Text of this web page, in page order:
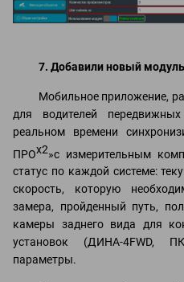
7. Добавили новый
Мобильное приложение,
для водителей
реальном времени
ПРОx2»с измерительным
статус по каждой системе:
скорость, которую
замера, пройденный путь,
камеры заднего вида для
установок (ДИНА-4FWD,
параметры.